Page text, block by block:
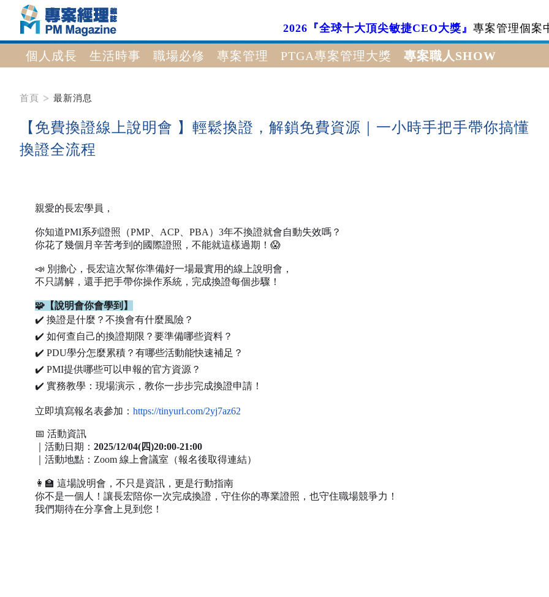
2026『全球十大頂尖敏捷CEO大獎』 專案管理個案
個人成長 生活時事 職場必修 專案管理 PTGA專案管理大獎 專案職人SHOW
首頁 最新消息
【免費換證線上說明會 】輕鬆換證，解鎖免費資源｜一小時手把手帶你搞懂
換證全流程
親愛的長宏學員，
你知道PMI系列證照（PMP、ACP、PBA）3年不換證就會自動失效嗎？
你花了幾個月辛苦考到的國際證照，不能就這樣過期！😱
📣 別擔心，長宏這次幫你準備好一場最實用的線上說明會，
不只講解，還手把手帶你操作系統，完成換證每個步驟！
🧩【說明會你會學到】
✔️ 換證是什麼？不換會有什麼風險？
✔️ 如何查自己的換證期限？要準備哪些資料？
✔️ PDU學分怎麼累積？有哪些活動能快速補足？
✔️ PMI提供哪些可以申報的官方資源？
✔️ 實務教學：現場演示，教你一步步完成換證申請！
立即填寫報名表參加： https://tinyurl.com/2yj7az62
📅 活動資訊
｜活動日期： 2025/12/04(四)20:00-21:00
｜活動地點：Zoom 線上會議室（報名後取得連結）
👩‍🏫 這場說明會，不只是資訊，更是行動指南
你不是一個人！讓長宏陪你一次完成換證，守住你的專業證照，也守住職場競爭力！
我們期待在分享會上見到您！